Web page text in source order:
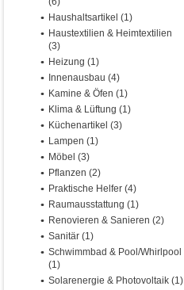
Haushaltsartikel (1)
Haustextilien & Heimtextilien
(3)
Heizung (1)
Innenausbau (4)
Kamine & Öfen (1)
Klima & Lüftung (1)
Küchenartikel (3)
Lampen (1)
Möbel (3)
Pflanzen (2)
Praktische Helfer (4)
Raumausstattung (1)
Renovieren & Sanieren (2)
Sanitär (1)
Schwimmbad & Pool/Whirlpool
(1)
Solarenergie & Photovoltaik (1)